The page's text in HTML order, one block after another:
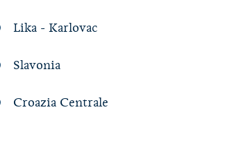
Lika - Karlovac
Slavonia
Croazia Centrale